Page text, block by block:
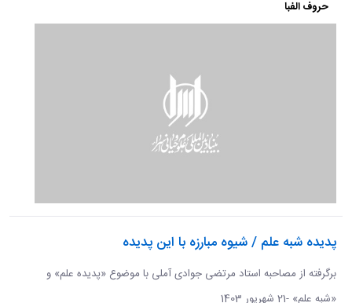
حروف الفبا
پدیده شبه علم / شیوه مبارزه با این پدیده
برگرفته از مصاحبه استاد مرتضی جوادی آملی با موضوع «پدیده علم» و
«شبه علم» -21 شهریور 1403